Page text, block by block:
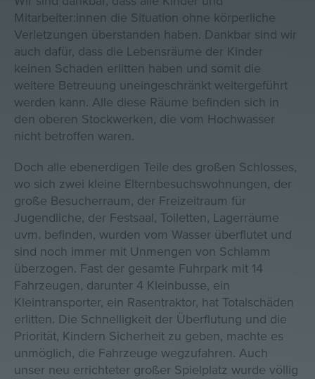
Mitarbeiter:innen die Situation ohne körperliche
Verletzungen überstanden haben. Dankbar sind wir
auch dafür, dass die Lebensräume der Kinder
keinen Schaden erlitten haben und somit die
weitere Betreuung uneingeschränkt weitergeführt
werden kann. Alle diese Räume befinden sich in
den oberen Stockwerken, die vom Hochwasser
nicht betroffen waren.
Doch alle ebenerdigen Teile des großen Schlosses,
wo sich zwei kleine Elternbesuchswohnungen, der
große Besucherraum, der Freizeitraum für
Jugendliche, der Festsaal, Toiletten, Lagerräume
uvm. befinden, wurden vom Wasser überflutet und
sind noch immer mit Unmengen von Schlamm
überzogen. Fast der gesamte Fuhrpark mit 14
Fahrzeugen, darunter 4 Kleinbusse, ein
Kleintransporter, ein Rasentraktor, hat Totalschäden
erlitten. Die Schnelligkeit der Überflutung und die
Priorität, Kindern Sicherheit zu geben, machte es
unmöglich, die Fahrzeuge wegzufahren. Auch
unser neu errichteter großer Spielplatz wurde völlig